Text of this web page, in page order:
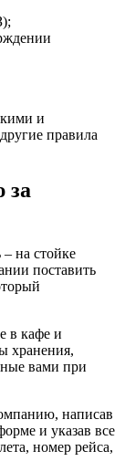
и
правила
за
на стойке
поставить
в кафе и
хранения,
вами при
написав
и указав все
номер рейса,